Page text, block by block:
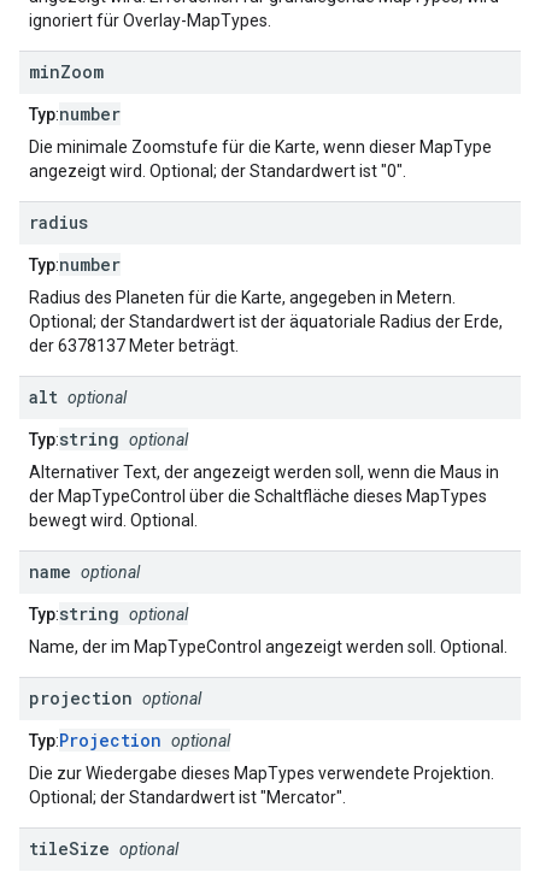
ignoriert für Overlay-MapTypes.
minZoom
Typ:number
Die minimale Zoomstufe für die Karte, wenn dieser MapType
angezeigt wird. Optional; der Standardwert ist "0".
radius
Typ:number
Radius des Planeten für die Karte, angegeben in Metern.
Optional; der Standardwert ist der äquatoriale Radius der Erde,
der 6378137 Meter beträgt.
alt optional
Typ:string optional
Alternativer Text, der angezeigt werden soll, wenn die Maus in
der MapTypeControl über die Schaltfläche dieses MapTypes
bewegt wird. Optional.
name optional
Typ:string optional
Name, der im MapTypeControl angezeigt werden soll. Optional.
projection optional
Typ:Projection optional
Die zur Wiedergabe dieses MapTypes verwendete Projektion.
Optional; der Standardwert ist "Mercator".
tileSize optional